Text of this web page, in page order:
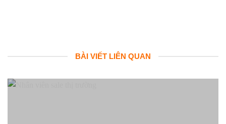
BÀI VIẾT LIÊN QUAN